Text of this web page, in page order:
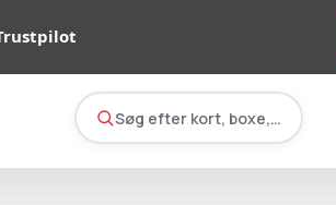
Søg efter kort, boxe, tilbehør…